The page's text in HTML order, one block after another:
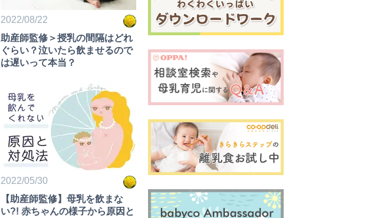
2022/08/22
助産師監修＞授乳の間隔はどれ
ぐらい？泣いたら飲ませるので
は遅いって本当？
2022/05/30
【助産師監修】母乳を飲まな
い?! 赤ちゃんの様子から原因と